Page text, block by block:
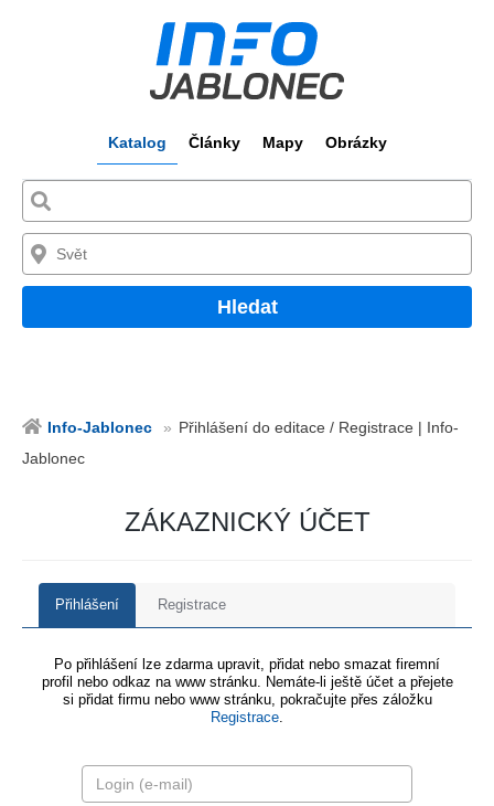
Katalog Články Mapy Obrázky
Hledat
Info-Jablonec
Přihlášení do editace / Registrace | Info-
Jablonec
ZÁKAZNICKÝ ÚČET
Přihlášení Registrace
Po přihlášení lze zdarma upravit, přidat nebo smazat firemní
profil nebo odkaz na www stránku. Nemáte-li ještě účet a přejete
si přidat firmu nebo www stránku, pokračujte přes záložku
Registrace.